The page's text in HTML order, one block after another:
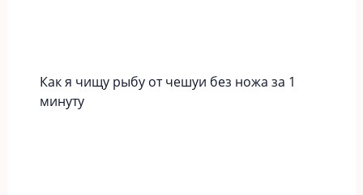
Как я чищу рыбу от чешуи без ножа за 1
минуту